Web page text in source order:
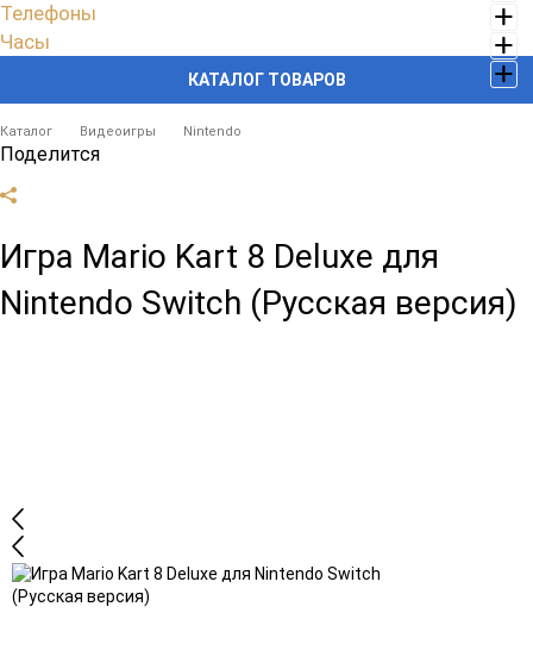
КАТАЛОГ ТОВАРОВ
Телефоны
Часы
Каталог Видеоигры Nintendo
Поделится
Игра Mario Kart 8 Deluxe для
Nintendo Switch (Русская версия)